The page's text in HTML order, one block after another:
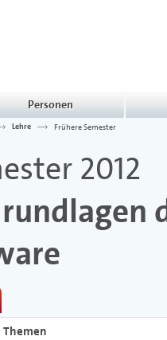
Personen
Lehre Frühere Semester
2012
Themen